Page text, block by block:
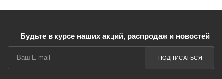
Будьте в курсе наших акций, распродаж и новостей
ПОДПИСАТЬСЯ